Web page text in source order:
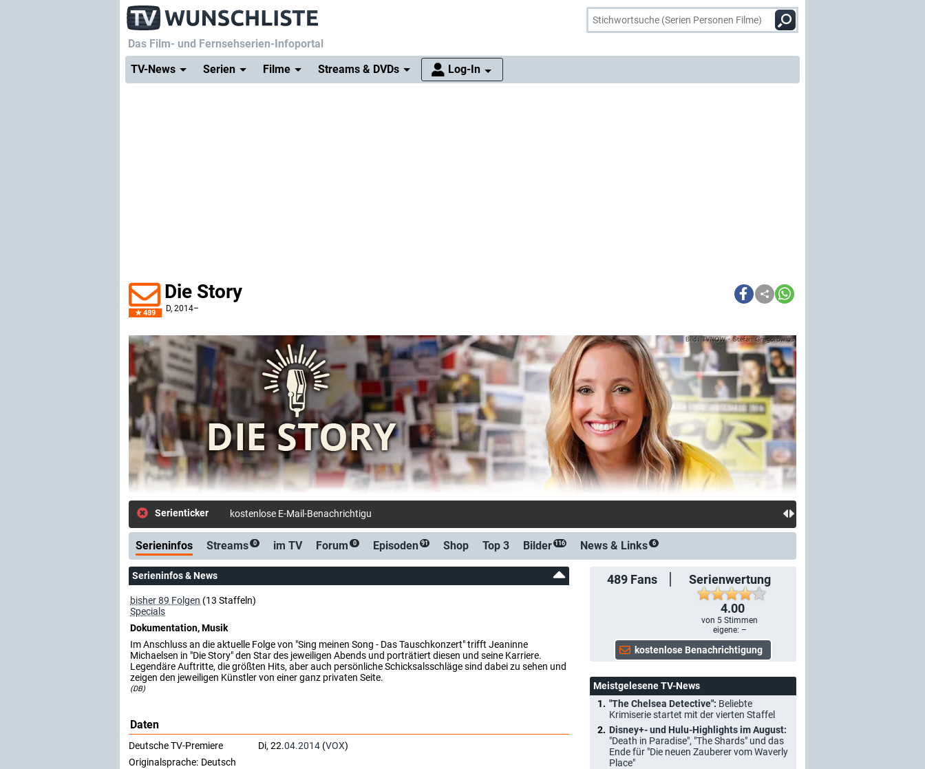
Das Film- und Fernsehserien-Infoportal
TV-News
Serien Filme Streams & DVDs Log-In
489
Die Story
D, 2014–
Serienticker kostenlose E-Mail-Benachrichtigung bei Streaming- oder TV-Start
Serieninfos Streams 0 im TV Forum 0 Episoden 91 Shop Top 3 Bilder 116 News & Links 6
489 Fans
Serienwertung
4.00
von 5 Stimmen
eigene: –
Serieninfos & News
bisher 89 Folgen (13 Staffeln)
Specials
Dokumentation, Musik
Im Anschluss an die aktuelle Folge von "Sing meinen Song - Das Tauschkonzert" trifft Jeaninne
Michaelsen in "Die Story" den Star des jeweiligen Abends und porträtiert diesen und seine Karriere.
Legendäre Auftritte, die größten Hits, aber auch persönliche Schicksalsschläge sind dabei zu sehen und
zeigen den jeweiligen Künstler von einer ganz privaten Seite.
(DB)
Daten
Deutsche TV-Premiere Di, 22.04.2014 (VOX)
Originalsprache: Deutsch
Meistgelesene TV-News
"The Chelsea Detective": Beliebte
Krimiserie startet mit der vierten Staffel
Disney+- und Hulu-Highlights im August:
"Death in Paradise", "The Shards" und das
Ende für "Die neuen Zauberer vom Waverly
Place"